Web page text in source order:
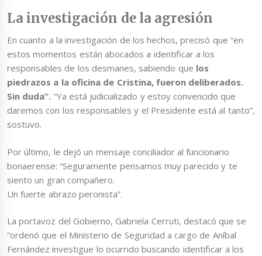
La investigación de la agresión
En cuanto a la investigación de los hechos, precisó que “en
estos momentos están abocados a identificar a los
responsables de los desmanes, sabiendo que los
piedrazos a la oficina de Cristina, fueron deliberados.
Sin duda”. “Ya está judicializado y estoy convencido que
daremos con los responsables y el Presidente está al tanto”,
sostuvo.
Por último, le dejó un mensaje conciliador al funcionario
bonaerense: “Seguramente pensamos muy parecido y te
siento un gran compañero.
Un fuerte abrazo peronista”.
La portavoz del Gobierno, Gabriela Cerruti, destacó que se
“ordenó que el Ministerio de Seguridad a cargo de Aníbal
Fernández investigue lo ocurrido buscando identificar a los